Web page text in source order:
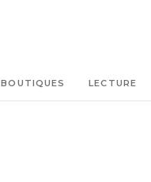
BOUTIQUES LECTURE